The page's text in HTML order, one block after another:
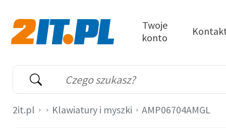
Wyszukiwarka
Słowo kluczowe
Twoje
konto
2it.pl Klawiatury i myszki AMP06704AMGL